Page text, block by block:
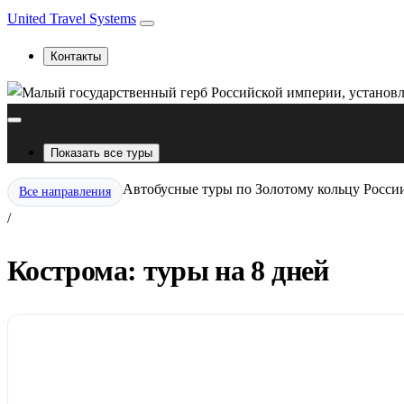
United Travel Systems
Контакты
Показать все туры
Все направления
/
Автобусные туры по Золотому кольцу
Кострома: туры на 8 дней